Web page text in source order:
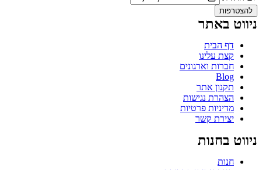
להצטרפות
ניווט באתר
דף הבית
קצת עלינו
חברות וארגונים
Blog
תקנון אתר
הצהרת נגישות
מדיניות פרטיות
יצירת קשר
ניווט בחנות
חנות